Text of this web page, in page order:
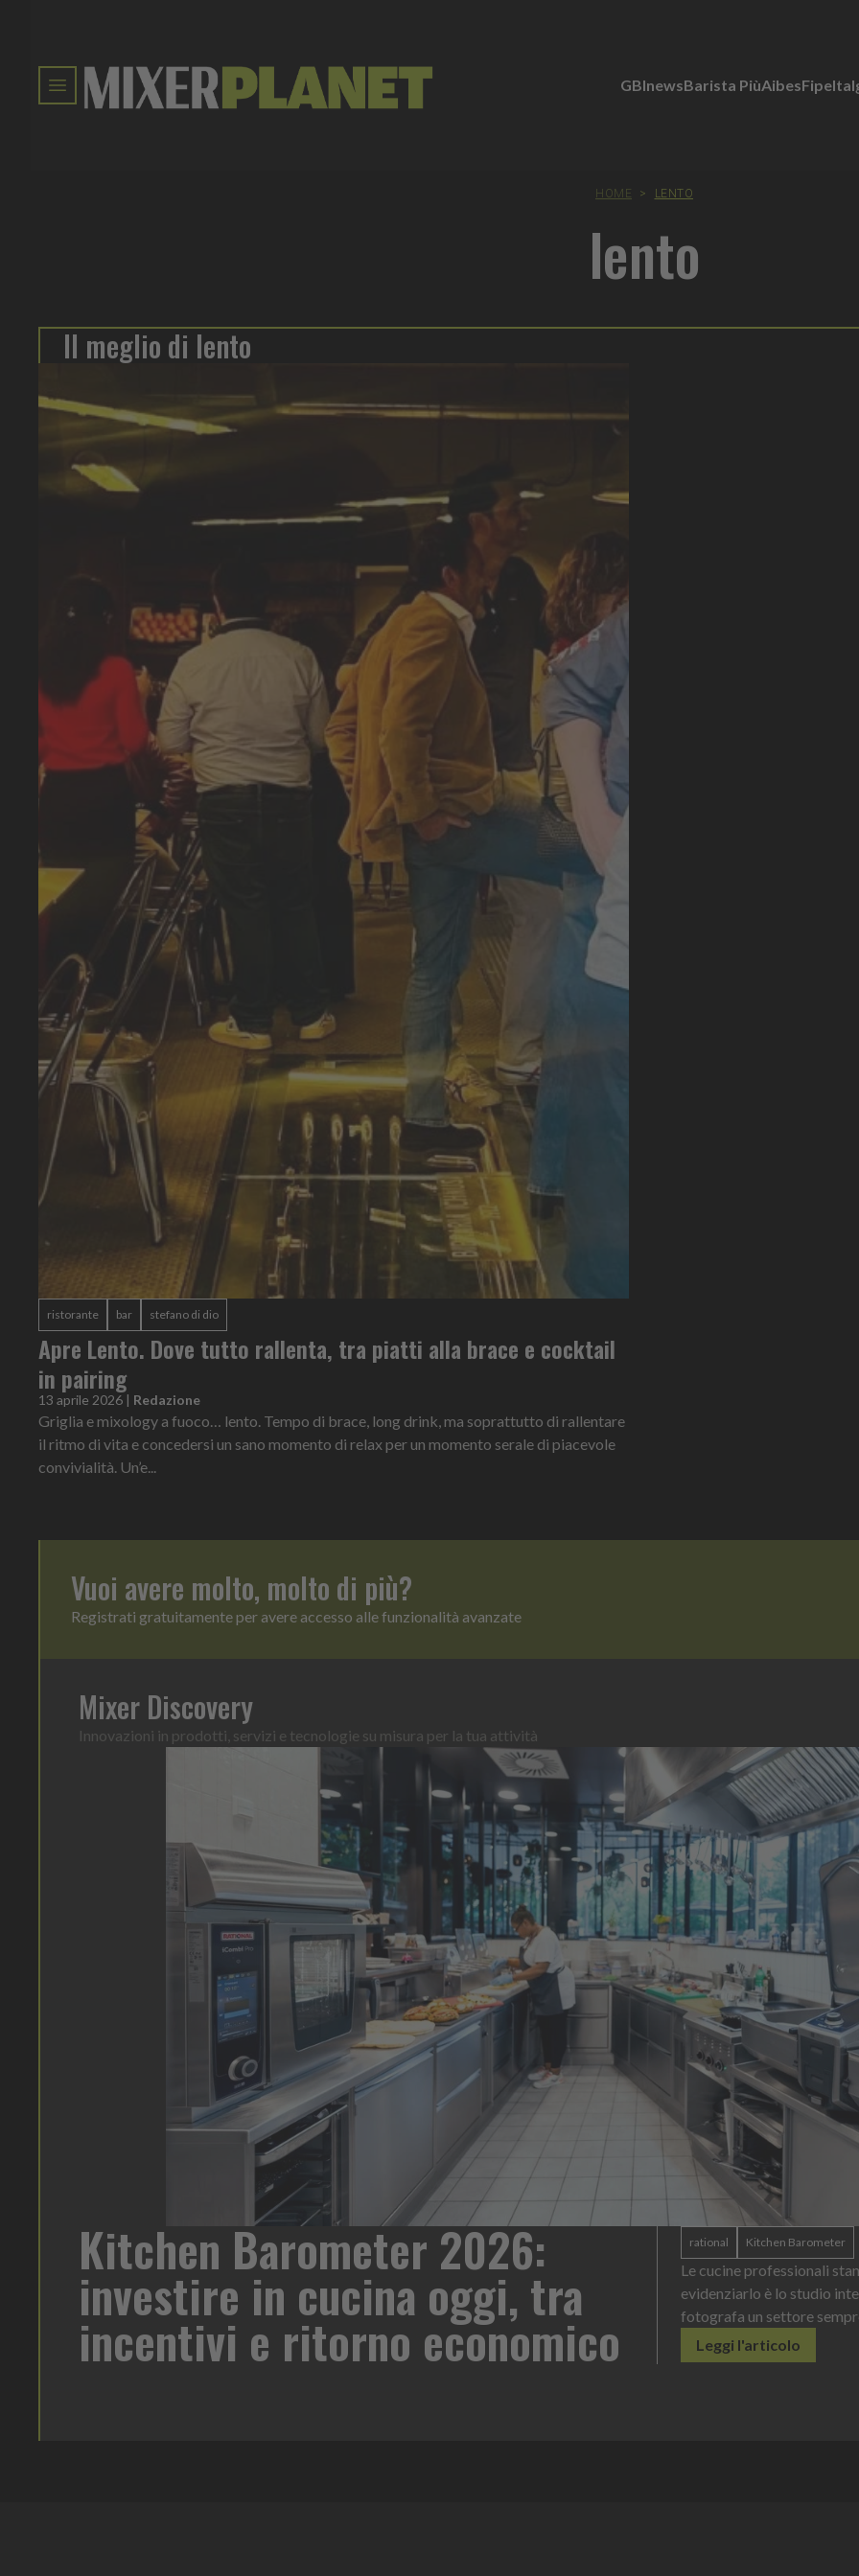
GBInewsBarista PiùAibesFipe
HOME > LENTO
lento
Il meglio di lento
ristorante bar stefano di dio
Apre Lento. Dove tutto rallenta, tra piatti alla brace e cocktail
in pairing
13 aprile 2026 | Redazione
Griglia e mixology a fuoco… lento. Tempo di brace, long drink, ma soprattutto di rallentare
il ritmo di vita e concedersi un sano momento di relax per un momento serale di piacevole
convivialità. Un’e...
Vuoi avere molto, molto di più?
Registrati gratuitamente per avere accesso alle funzionalità avanzate
Mixer Discovery
Innovazioni in prodotti, servizi e tecnologie su misura per la tua attività
Kitchen Barometer 2026:
investire in cucina oggi, tra
incentivi e ritorno economico
rational Kitchen Barometer
Le cucine professionali
evidenziarlo è lo studio
fotografa un settore
Leggi l'articolo